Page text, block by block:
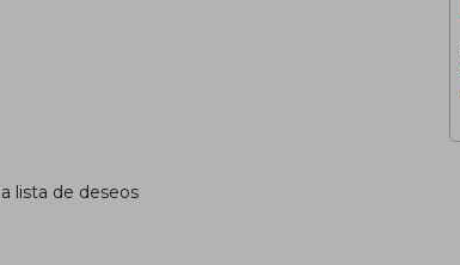
lista de deseos